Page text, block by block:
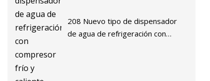
208 Nuevo tipo de dispensador
de agua de refrigeración con